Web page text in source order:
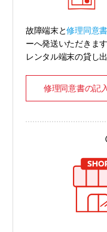
故障端末と修理同意書
ーへ発送いただきま
レンタル端末の貸し
修理同意書の記